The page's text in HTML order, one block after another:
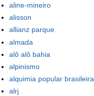
aline-mineiro
alisson
allianz parque
almada
alô alô bahia
alpinismo
alquimia popular brasileira
alrj